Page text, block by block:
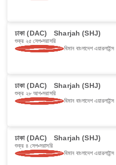
ঢাকা (DAC) Sharjah (SHJ)
শুক্র ২৫ সেপ সরাসরি
বিমান বাংলাদেশ এয়ারলাইন্স
ঢাকা (DAC) Sharjah (SHJ)
শুক্র ২৮ আগ সরাসরি
বিমান বাংলাদেশ এয়ারলাইন্স
ঢাকা (DAC) Sharjah (SHJ)
শুক্র ৪ সেপ সরাসরি
বিমান বাংলাদেশ এয়ারলাইন্স